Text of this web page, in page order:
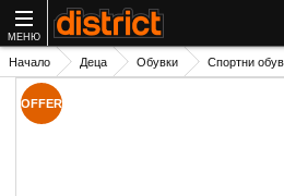
МЕНЮ
Начало Деца Обувки Спортни
OFFER